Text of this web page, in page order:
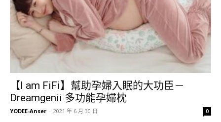
【I am FiFi】幫助孕婦入眠的大功臣－
Dreamgenii 多功能孕婦枕
YODEE-Anser - 2021 年 6 月 30 日 0